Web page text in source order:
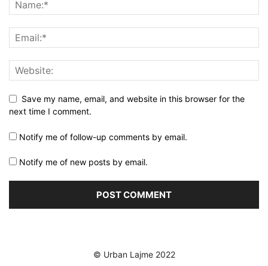
Save my name, email, and website in this browser for the
next time I comment.
Notify me of follow-up comments by email.
Notify me of new posts by email.
© Urban Lajme 2022